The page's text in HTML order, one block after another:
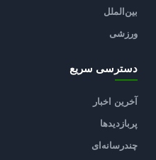
بین‌الملل
ورزشی
دسترسی سریع
آخرین اخبار
پربازدیدها
چندرسانه‌ای